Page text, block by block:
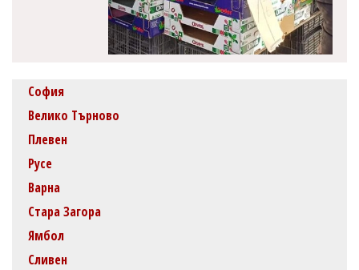
София
Велико Търново
Плевен
Русе
Варна
Стара Загора
Ямбол
Сливен